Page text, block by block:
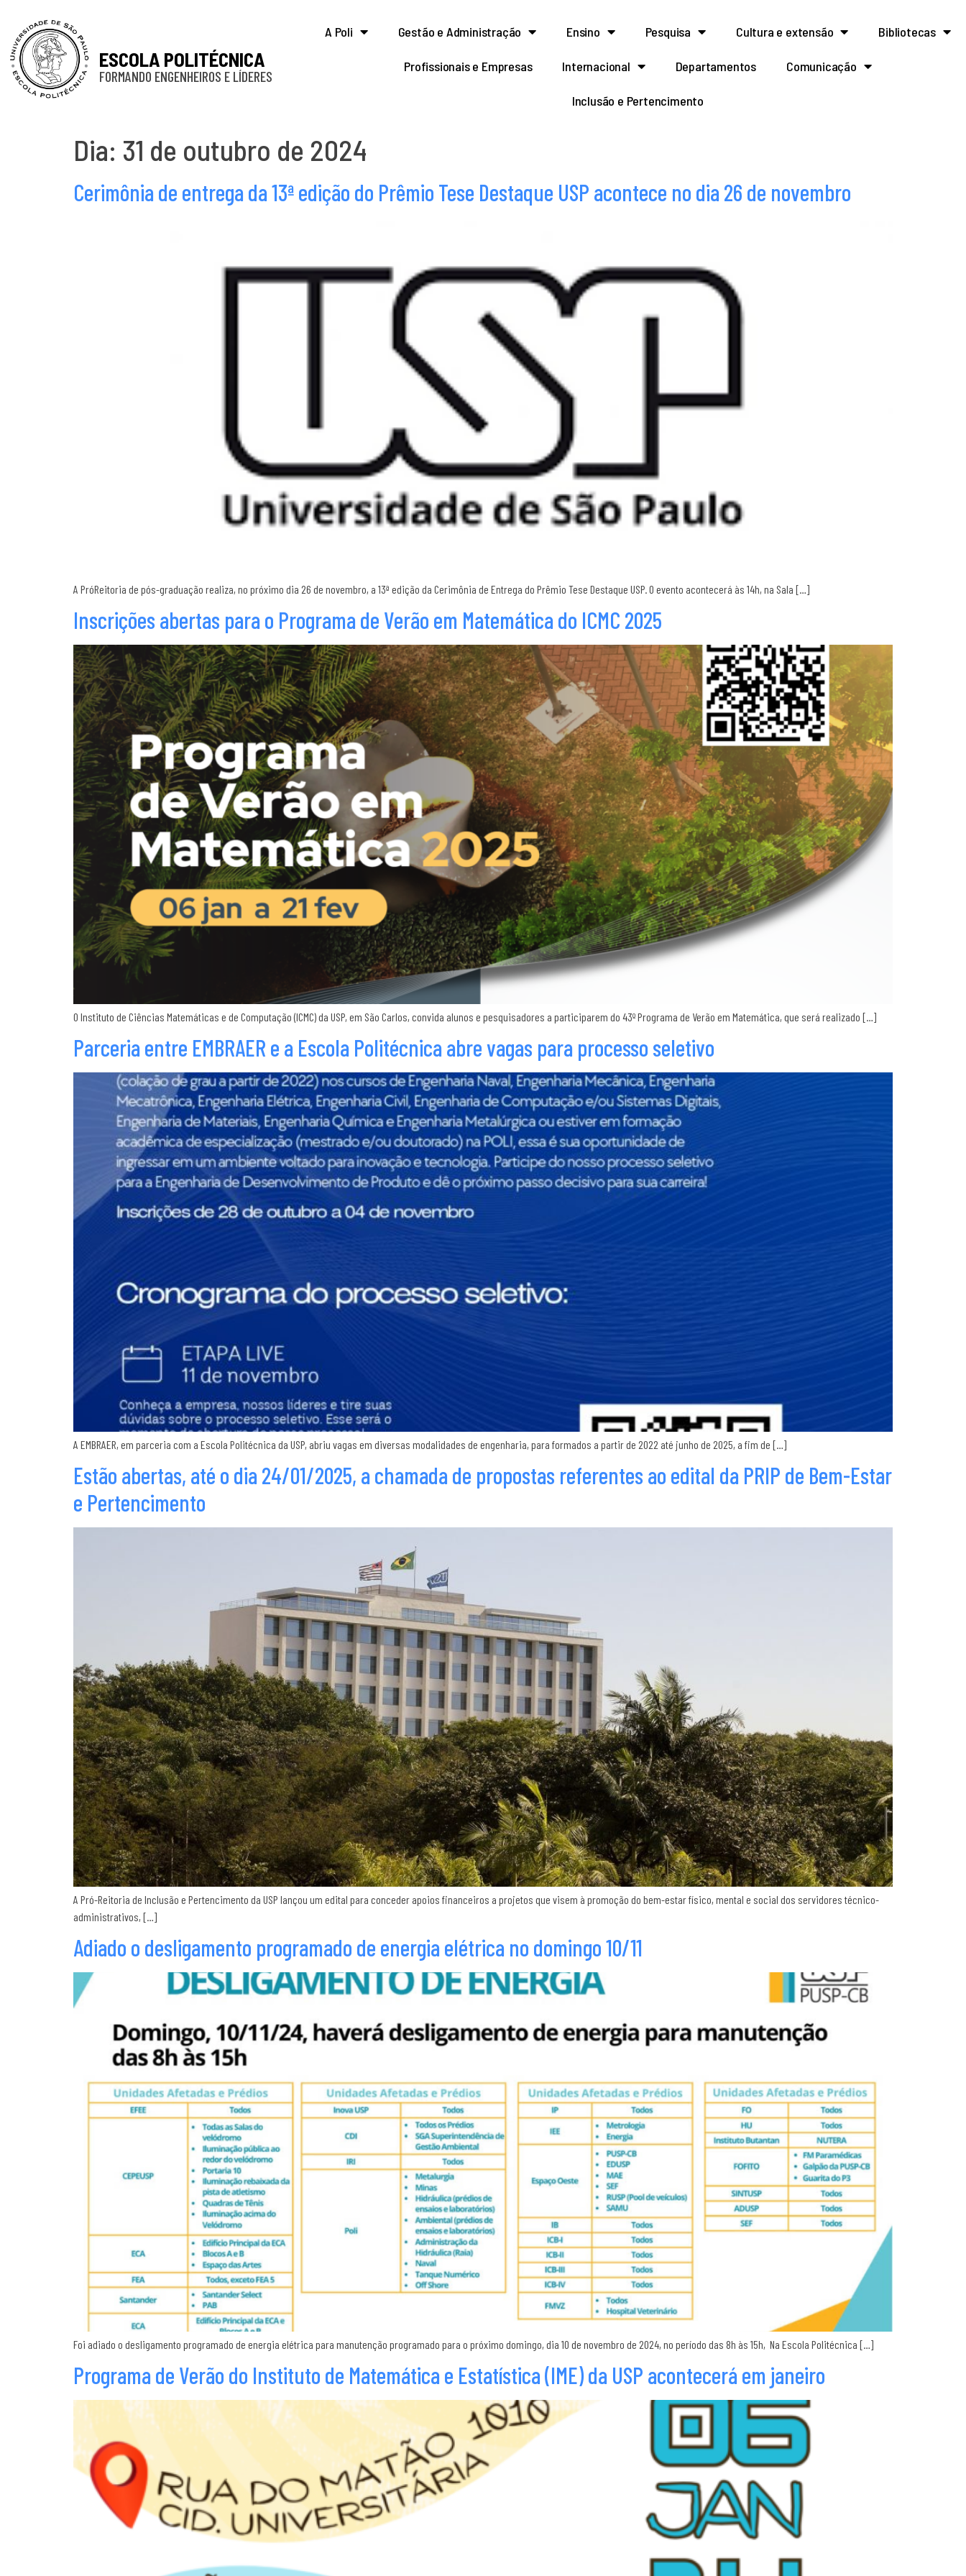
ESCOLA POLITÉCNICA
FORMANDO ENGENHEIROS E LÍDERES
A Poli Gestão e Administração Ensino Pesquisa Cultura e extensão Bibliotecas
Profissionais e Empresas Internacional Departamentos Comunicação
Inclusão e Pertencimento
Dia: 31 de outubro de 2024
Cerimônia de entrega da 13ª edição do Prêmio Tese Destaque USP acontece no dia 26 de novembro
A PróReitoria de pós-graduação realiza, no próximo dia 26 de novembro, a 13ª edição da Cerimônia de Entrega do Prêmio Tese Destaque USP. O evento acontecerá às 14h, na Sala […]
Inscrições abertas para o Programa de Verão em Matemática do ICMC 2025
O Instituto de Ciências Matemáticas e de Computação (ICMC) da USP, em São Carlos, convida alunos e pesquisadores a participarem do 43º Programa de Verão em Matemática, que será realizado […]
Parceria entre EMBRAER e a Escola Politécnica abre vagas para processo seletivo
A EMBRAER, em parceria com a Escola Politécnica da USP, abriu vagas em diversas modalidades de engenharia, para formados a partir de 2022 até junho de 2025, a fim de […]
Estão abertas, até o dia 24/01/2025, a chamada de propostas referentes ao edital da PRIP de Bem-Estar
e Pertencimento
A Pró-Reitoria de Inclusão e Pertencimento da USP lançou um edital para conceder apoios financeiros a projetos que visem à promoção do bem-estar físico, mental e social dos servidores técnico-
administrativos, […]
Adiado o desligamento programado de energia elétrica no domingo 10/11
Foi adiado o desligamento programado de energia elétrica para manutenção programado para o próximo domingo, dia 10 de novembro de 2024, no período das 8h às 15h, Na Escola Politécnica […]
Programa de Verão do Instituto de Matemática e Estatística (IME) da USP acontecerá em janeiro